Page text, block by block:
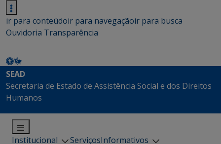
ir para conteúdoir para navegaçãoir para busca
Ouvidoria Transparência
SEAD
Secretaria de Estado de Assistência Social e dos Direitos
Humanos
Institucional ServiçosInformativos